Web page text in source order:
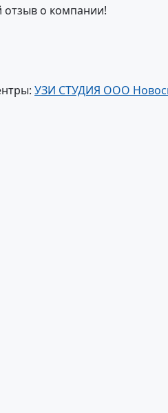
отзыв о компании!
УЗИ СТУДИЯ ООО